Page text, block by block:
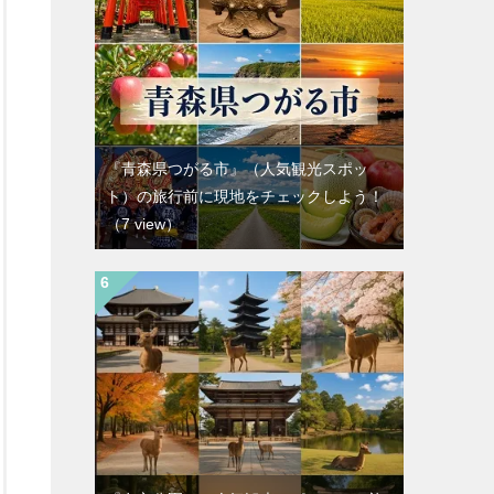
『青森県つがる市』（人気観光スポッ
ト）の旅行前に現地をチェックしよう！
（7 view）